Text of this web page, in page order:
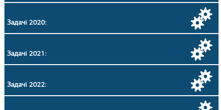
Задачі 2020:
Задачі 2021:
Задачі 2022: